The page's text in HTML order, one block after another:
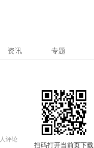
资讯 专题
人评论
扫码打开当前页下载